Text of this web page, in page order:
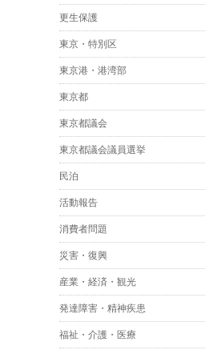
更生保護
東京・特別区
東京港・港湾部
東京都
東京都議会
東京都議会議員選挙
民泊
活動報告
消費者問題
災害・復興
産業・経済・観光
発達障害・精神疾患
福祉・介護・医療